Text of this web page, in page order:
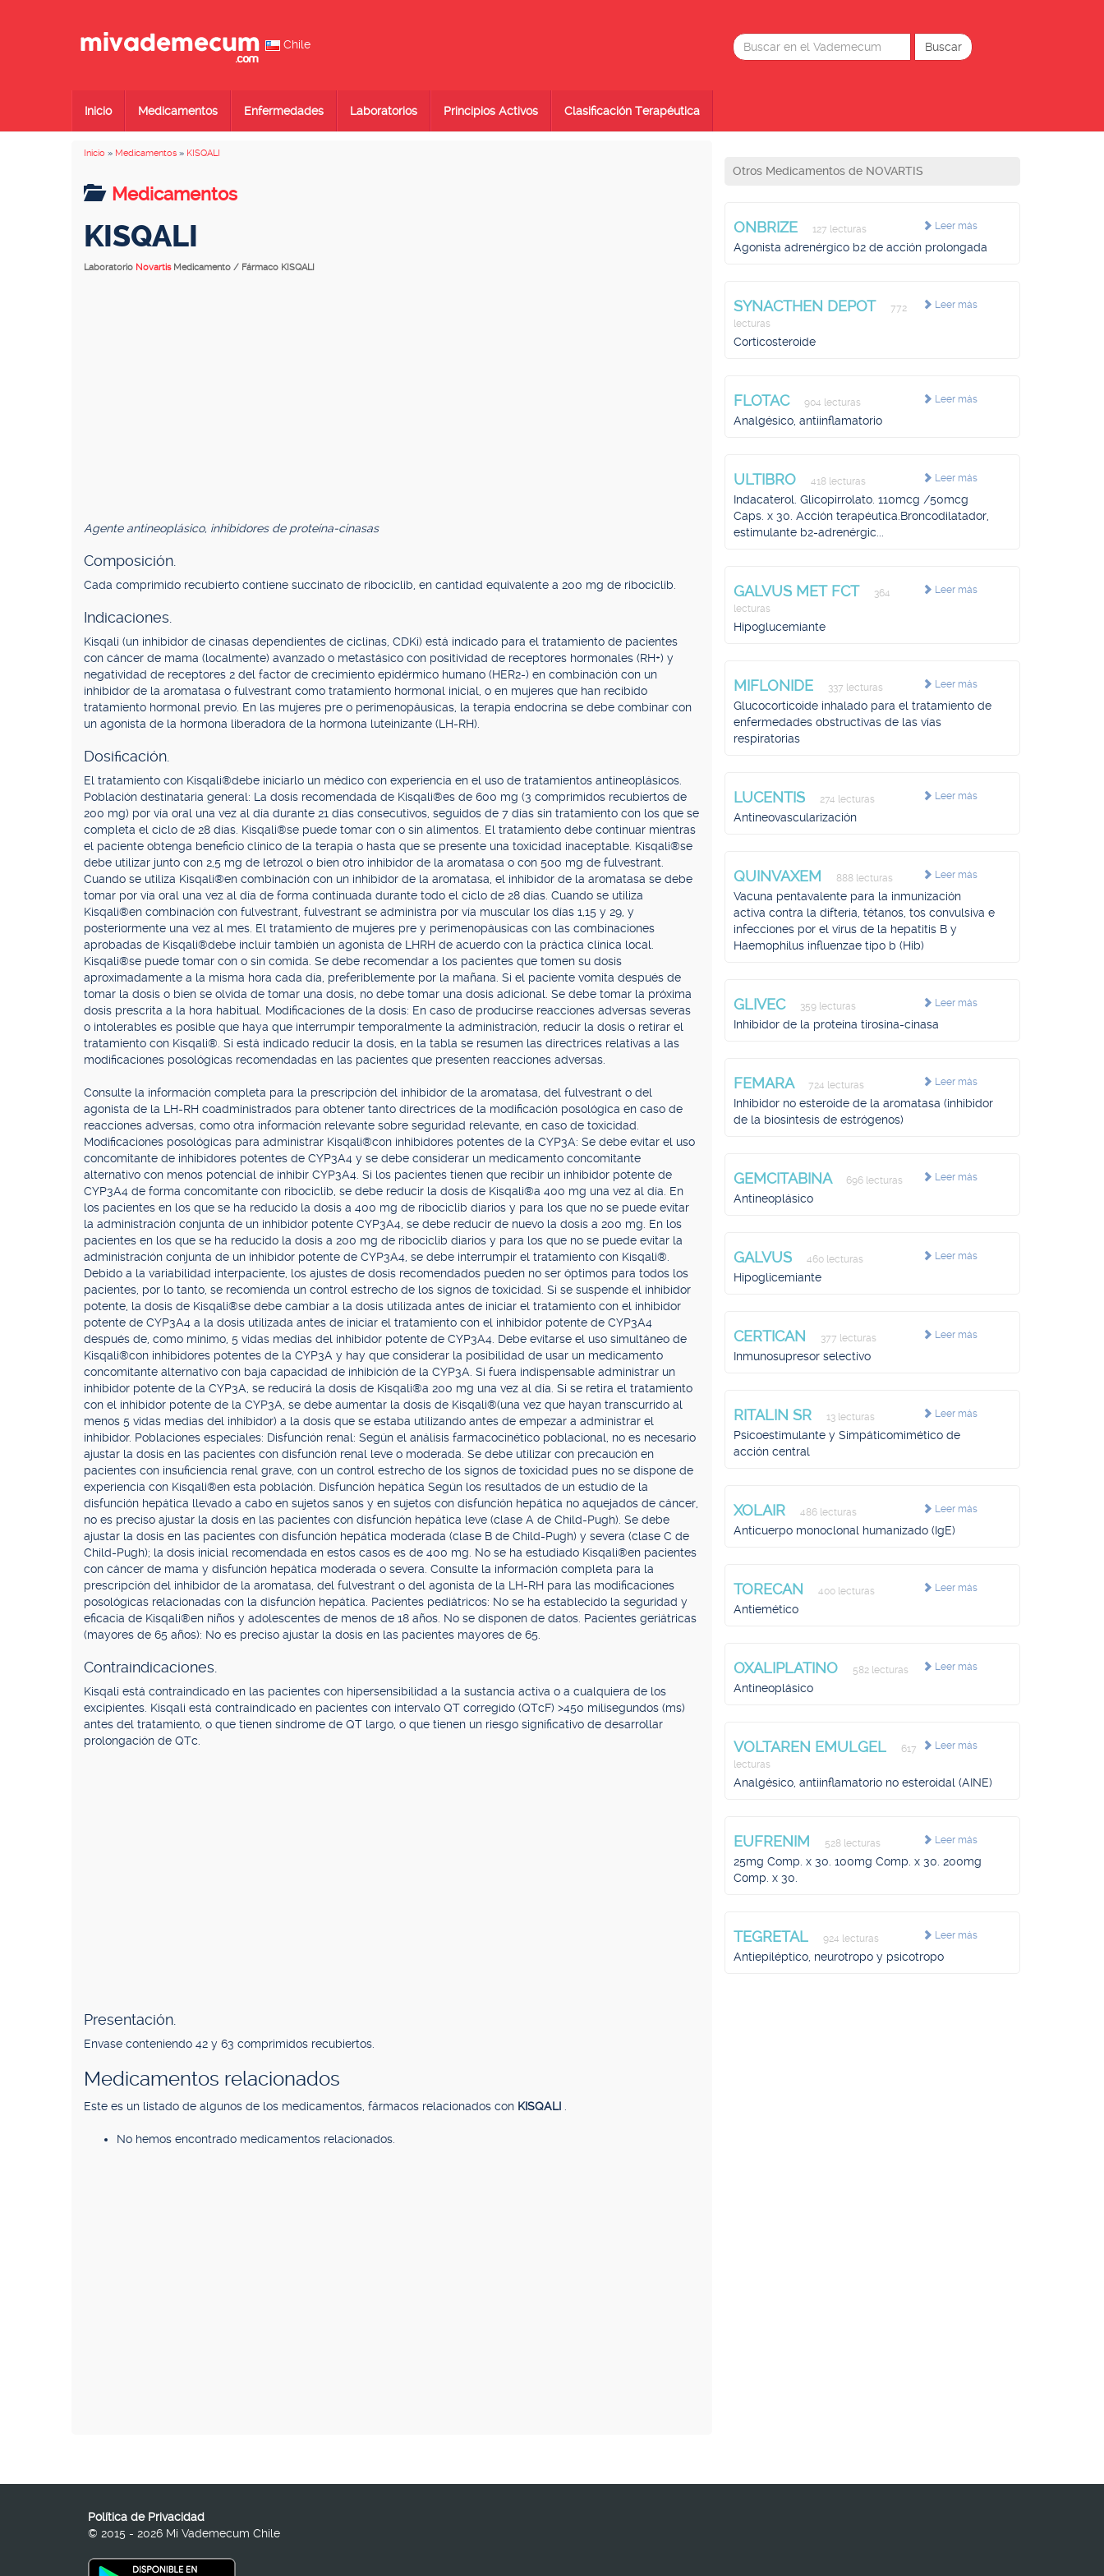
Chile
Inicio Medicamentos Enfermedades Laboratorios Principios Activos Clasificación Terapéutica
Inicio » Medicamentos » KISQALI
Medicamentos
KISQALI
Laboratorio Novartis Medicamento / Fármaco KISQALI
Agente antineoplásico, inhibidores de proteína-cinasas
Composición.
Cada comprimido recubierto contiene succinato de ribociclib, en cantidad equivalente a 200 mg de ribociclib.
Indicaciones.
Kisqali (un inhibidor de cinasas dependientes de ciclinas, CDKi) está indicado para el tratamiento de pacientes
con cáncer de mama (localmente) avanzado o metastásico con positividad de receptores hormonales (RH+) y
negatividad de receptores 2 del factor de crecimiento epidérmico humano (HER2-) en combinación con un
inhibidor de la aromatasa o fulvestrant como tratamiento hormonal inicial, o en mujeres que han recibido
tratamiento hormonal previo. En las mujeres pre o perimenopáusicas, la terapia endocrina se debe combinar con
un agonista de la hormona liberadora de la hormona luteinizante (LH-RH).
Dosificación.
El tratamiento con Kisqali®debe iniciarlo un médico con experiencia en el uso de tratamientos antineoplásicos.
Población destinataria general: La dosis recomendada de Kisqali®es de 600 mg (3 comprimidos recubiertos de
200 mg) por vía oral una vez al día durante 21 días consecutivos, seguidos de 7 días sin tratamiento con los que se
completa el ciclo de 28 días. Kisqali®se puede tomar con o sin alimentos. El tratamiento debe continuar mientras
el paciente obtenga beneficio clínico de la terapia o hasta que se presente una toxicidad inaceptable. Kisqali®se
debe utilizar junto con 2,5 mg de letrozol o bien otro inhibidor de la aromatasa o con 500 mg de fulvestrant.
Cuando se utiliza Kisqali®en combinación con un inhibidor de la aromatasa, el inhibidor de la aromatasa se debe
tomar por vía oral una vez al día de forma continuada durante todo el ciclo de 28 días. Cuando se utiliza
Kisqali®en combinación con fulvestrant, fulvestrant se administra por vía muscular los días 1,15 y 29, y
posteriormente una vez al mes. El tratamiento de mujeres pre y perimenopáusicas con las combinaciones
aprobadas de Kisqali®debe incluir también un agonista de LHRH de acuerdo con la práctica clínica local.
Kisqali®se puede tomar con o sin comida. Se debe recomendar a los pacientes que tomen su dosis
aproximadamente a la misma hora cada día, preferiblemente por la mañana. Si el paciente vomita después de
tomar la dosis o bien se olvida de tomar una dosis, no debe tomar una dosis adicional. Se debe tomar la próxima
dosis prescrita a la hora habitual. Modificaciones de la dosis: En caso de producirse reacciones adversas severas
o intolerables es posible que haya que interrumpir temporalmente la administración, reducir la dosis o retirar el
tratamiento con Kisqali®. Si está indicado reducir la dosis, en la tabla se resumen las directrices relativas a las
modificaciones posológicas recomendadas en las pacientes que presenten reacciones adversas.
Consulte la información completa para la prescripción del inhibidor de la aromatasa, del fulvestrant o del
agonista de la LH-RH coadministrados para obtener tanto directrices de la modificación posológica en caso de
reacciones adversas, como otra información relevante sobre seguridad relevante, en caso de toxicidad.
Modificaciones posológicas para administrar Kisqali®con inhibidores potentes de la CYP3A: Se debe evitar el uso
concomitante de inhibidores potentes de CYP3A4 y se debe considerar un medicamento concomitante
alternativo con menos potencial de inhibir CYP3A4. Si los pacientes tienen que recibir un inhibidor potente de
CYP3A4 de forma concomitante con ribociclib, se debe reducir la dosis de Kisqali®a 400 mg una vez al día. En
los pacientes en los que se ha reducido la dosis a 400 mg de ribociclib diarios y para los que no se puede evitar
la administración conjunta de un inhibidor potente CYP3A4, se debe reducir de nuevo la dosis a 200 mg. En los
pacientes en los que se ha reducido la dosis a 200 mg de ribociclib diarios y para los que no se puede evitar la
administración conjunta de un inhibidor potente de CYP3A4, se debe interrumpir el tratamiento con Kisqali®.
Debido a la variabilidad interpaciente, los ajustes de dosis recomendados pueden no ser óptimos para todos los
pacientes, por lo tanto, se recomienda un control estrecho de los signos de toxicidad. Si se suspende el inhibidor
potente, la dosis de Kisqali®se debe cambiar a la dosis utilizada antes de iniciar el tratamiento con el inhibidor
potente de CYP3A4 a la dosis utilizada antes de iniciar el tratamiento con el inhibidor potente de CYP3A4
después de, como mínimo, 5 vidas medias del inhibidor potente de CYP3A4. Debe evitarse el uso simultáneo de
Kisqali®con inhibidores potentes de la CYP3A y hay que considerar la posibilidad de usar un medicamento
concomitante alternativo con baja capacidad de inhibición de la CYP3A. Si fuera indispensable administrar un
inhibidor potente de la CYP3A, se reducirá la dosis de Kisqali®a 200 mg una vez al día. Si se retira el tratamiento
con el inhibidor potente de la CYP3A, se debe aumentar la dosis de Kisqali®(una vez que hayan transcurrido al
menos 5 vidas medias del inhibidor) a la dosis que se estaba utilizando antes de empezar a administrar el
inhibidor. Poblaciones especiales: Disfunción renal: Según el análisis farmacocinético poblacional, no es necesario
ajustar la dosis en las pacientes con disfunción renal leve o moderada. Se debe utilizar con precaución en
pacientes con insuficiencia renal grave, con un control estrecho de los signos de toxicidad pues no se dispone de
experiencia con Kisqali®en esta población. Disfunción hepática Según los resultados de un estudio de la
disfunción hepática llevado a cabo en sujetos sanos y en sujetos con disfunción hepática no aquejados de cáncer,
no es preciso ajustar la dosis en las pacientes con disfunción hepática leve (clase A de Child-Pugh). Se debe
ajustar la dosis en las pacientes con disfunción hepática moderada (clase B de Child-Pugh) y severa (clase C de
Child-Pugh); la dosis inicial recomendada en estos casos es de 400 mg. No se ha estudiado Kisqali®en pacientes
con cáncer de mama y disfunción hepática moderada o severa. Consulte la información completa para la
prescripción del inhibidor de la aromatasa, del fulvestrant o del agonista de la LH-RH para las modificaciones
posológicas relacionadas con la disfunción hepática. Pacientes pediátricos: No se ha establecido la seguridad y
eficacia de Kisqali®en niños y adolescentes de menos de 18 años. No se disponen de datos. Pacientes geriátricas
(mayores de 65 años): No es preciso ajustar la dosis en las pacientes mayores de 65.
Contraindicaciones.
Kisqali está contraindicado en las pacientes con hipersensibilidad a la sustancia activa o a cualquiera de los
excipientes. Kisqali está contraindicado en pacientes con intervalo QT corregido (QTcF) >450 milisegundos (ms)
antes del tratamiento, o que tienen síndrome de QT largo, o que tienen un riesgo significativo de desarrollar
prolongación de QTc.
Presentación.
Envase conteniendo 42 y 63 comprimidos recubiertos.
Medicamentos relacionados
Este es un listado de algunos de los medicamentos, fármacos relacionados con KISQALI
No hemos encontrado medicamentos relacionados.
Otros Medicamentos de NOVARTIS
Leer más
ONBRIZE 127 lecturas
Agonista adrenérgico b2 de acción prolongada
Leer más
SYNACTHEN DEPOT
772
lecturas
Corticosteroide
Leer más
FLOTAC 904 lecturas
Analgésico, antiinflamatorio
Leer más
ULTIBRO 418 lecturas
Indacaterol. Glicopirrolato. 110mcg /50mcg
Caps. x 30. Acción terapéutica.Broncodilatador,
estimulante b2-adrenérgic...
Leer más
GALVUS MET FCT
364
lecturas
Hipoglucemiante
Leer más
MIFLONIDE 337 lecturas
Glucocorticoide inhalado para el tratamiento de
enfermedades obstructivas de las vías
respiratorias
Leer más
LUCENTIS 274 lecturas
Antineovascularización
Leer más
QUINVAXEM 888 lecturas
Vacuna pentavalente para la inmunización
activa contra la difteria, tétanos, tos convulsiva e
infecciones por el virus de la hepatitis B y
Haemophilus influenzae tipo b (Hib)
Leer más
GLIVEC 359 lecturas
Inhibidor de la proteína tirosina-cinasa
Leer más
FEMARA 724 lecturas
Inhibidor no esteroide de la aromatasa (inhibidor
de la biosíntesis de estrógenos)
Leer más
GEMCITABINA 696 lecturas
Antineoplásico
Leer más
GALVUS 460 lecturas
Hipoglicemiante
Leer más
CERTICAN 377 lecturas
Inmunosupresor selectivo
Leer más
RITALIN SR 13 lecturas
Psicoestimulante y Simpáticomimético de
acción central
Leer más
XOLAIR 486 lecturas
Anticuerpo monoclonal humanizado (IgE)
Leer más
TORECAN 400 lecturas
Antiemético
Leer más
OXALIPLATINO 582 lecturas
Antineoplásico
Leer más
VOLTAREN EMULGEL
617
lecturas
Analgésico, antiinflamatorio no esteroidal (AINE)
Leer más
EUFRENIM 528 lecturas
25mg Comp. x 30. 100mg Comp. x 30. 200mg
Comp. x 30.
Leer más
TEGRETAL 924 lecturas
Antiepiléptico, neurotropo y psicotropo
Política de Privacidad
© 2015 - 2026 Mi Vademecum Chile